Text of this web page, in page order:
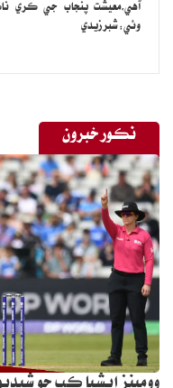
آهي،معيشت پنجاب جي ڪري
وئي: شبر زيدي
نڪور خبرون